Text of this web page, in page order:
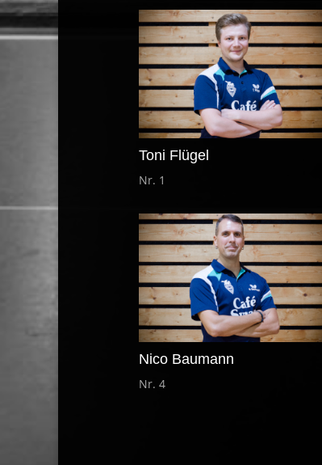
Toni Flügel
Nr. 1
Nico Baumann
Nr. 4